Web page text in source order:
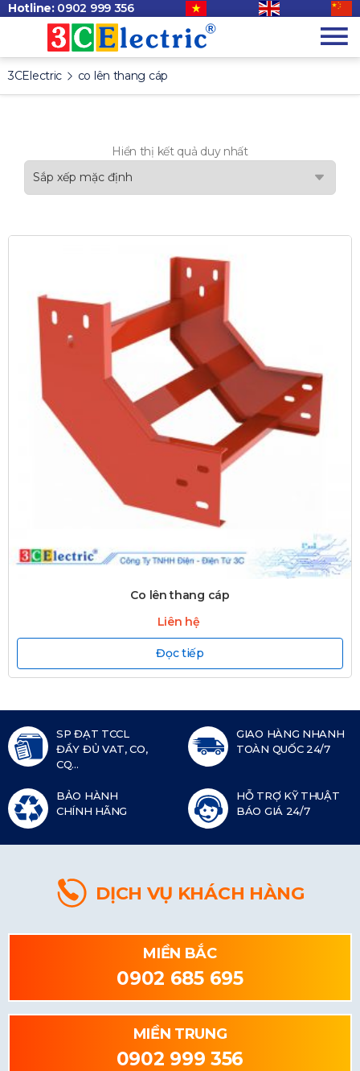
Hotline: 0902 999 356
3CElectric co lên thang cáp
Hiển thị kết quả duy nhất
Co lên thang cáp
Liên hệ
Đọc tiếp
SP ĐẠT TCCL
ĐẦY ĐỦ VAT, CO,
CQ...
GIAO HÀNG NHANH
TOÀN QUỐC 24/7
BẢO HÀNH
CHÍNH HÃNG
HỖ TRỢ KỸ THUẬT
BÁO GIÁ 24/7
DỊCH VỤ KHÁCH HÀNG
MIỀN BẮC
0902 685 695
MIỀN TRUNG
0902 999 356